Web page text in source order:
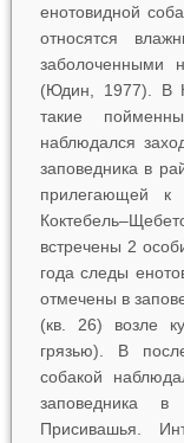
енотовидной
относятся
заболоченными
(Юдин, 1977). В
такие
наблюдался
заповедника в
прилегающей к
встречены 2
года следы
отмечены в
(кв. 26) возле
грязью). В
собакой
заповедника в
Присивашья.